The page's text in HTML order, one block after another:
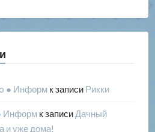
● Информк записи Рикки
Информк записи Дачный
и уже дома!